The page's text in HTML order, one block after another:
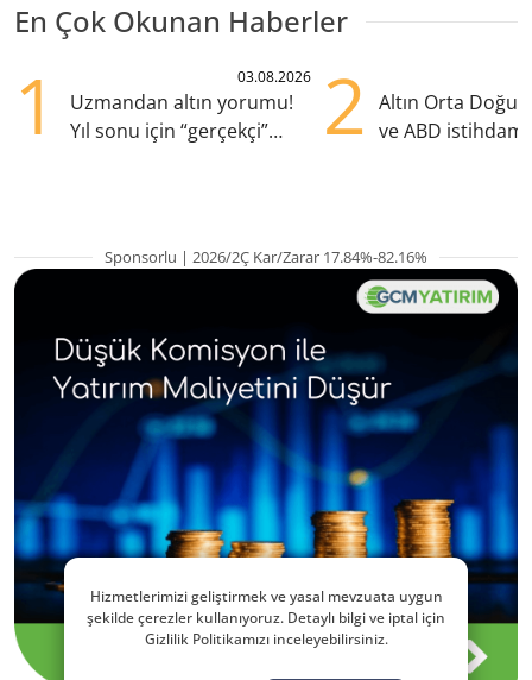
En Çok Okunan Haberler
1 03.08.2026
Uzmandan altın yorumu!
Yıl sonu için “gerçekçi”
2
Altın Orta Doğu
ve ABD
Sponsorlu | 2026/2Ç Kar/Zarar 17.84%-82.16%
Hizmetlerimizi geliştirmek ve yasal mevzuata uygun
şekilde çerezler kullanıyoruz. Detaylı bilgi ve iptal için
Gizlilik Politikamızı inceleyebilirsiniz.